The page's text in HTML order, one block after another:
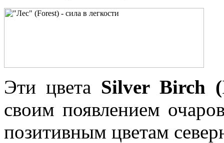
Эти цвета Silver Birch (
своим появлением
позитивным цветам